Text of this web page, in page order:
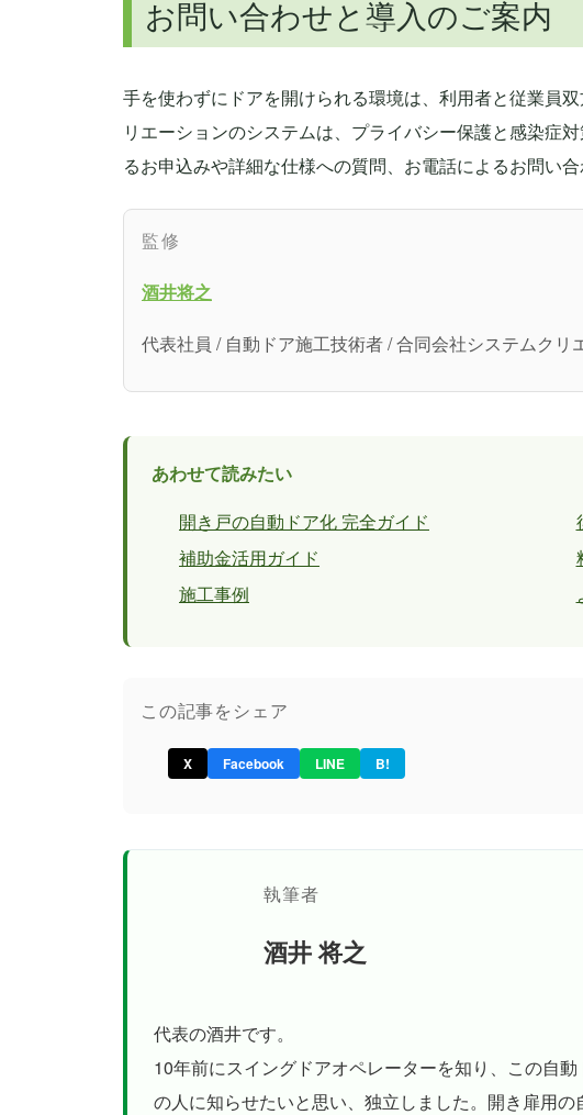
お問い合わせと導入のご案内
手を使わずにドアを開けられる環境は、利用者と従業員
リエーションのシステムは、プライバシー保護と感染症
るお申込みや詳細な仕様への質問、お電話によるお問い
監修
酒井将之
代表社員 / 自動ドア施工技術者 / 合同会社システムクリ
あわせて読みたい
開き戸の自動ドア化 完全ガイド
補助金活用ガイド
施工事例
この記事をシェア
X Facebook LINE B!
執筆者
酒井 将之
代表の酒井です。
10年前にスイングドアオペレーターを知り、この自
の人に知らせたいと思い、独立しました。開き扉用